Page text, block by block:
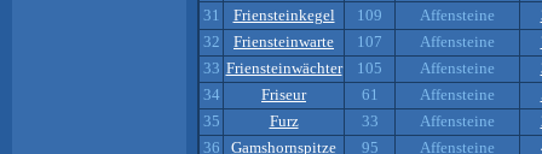
31
Friensteinkegel 109 Affensteine
32
Friensteinwarte 107 Affensteine
33 Friensteinwächter 105 Affensteine
34
Friseur 61 Affensteine
35
Furz 33 Affensteine
36
Gamshornspitze 95 Affensteine